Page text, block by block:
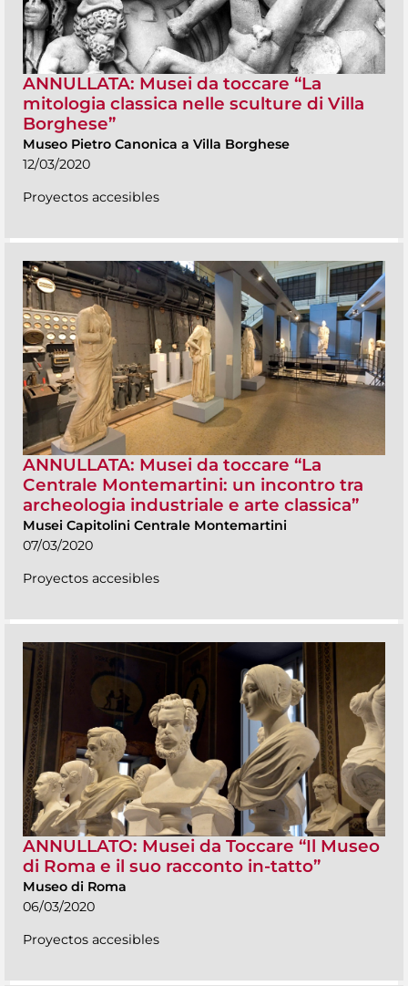
ANNULLATA: Musei da toccare “La
mitologia classica nelle sculture di Villa
Borghese”
Museo Pietro Canonica a Villa Borghese
12/03/2020
Proyectos accesibles
ANNULLATA: Musei da toccare “La
Centrale Montemartini: un incontro tra
archeologia industriale e arte classica”
Musei Capitolini Centrale Montemartini
07/03/2020
Proyectos accesibles
ANNULLATO: Musei da Toccare “Il Museo
di Roma e il suo racconto in-tatto”
Museo di Roma
06/03/2020
Proyectos accesibles